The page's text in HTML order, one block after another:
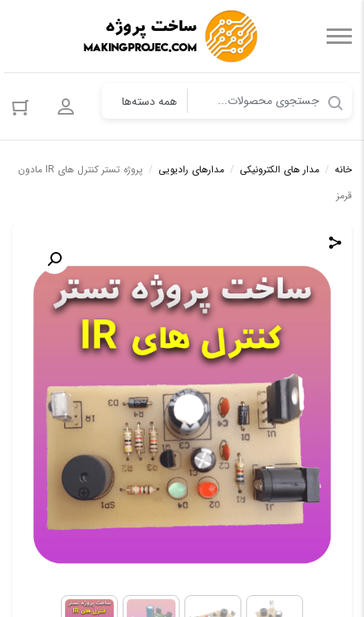
ورود به
خانه / مدار های الکترونیکی / مدارهای رادیویی /
پروژه تستر کنترل های IR مادون
قرمز